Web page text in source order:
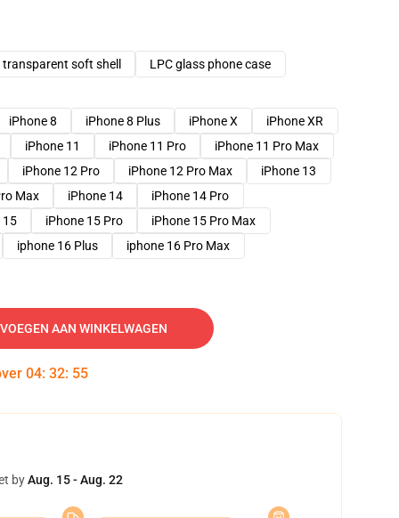
transparent soft shell
LPC glass phone case
iPhone 8 iPhone 8 Plus iPhone X
iPhone XR
iPhone 11 iPhone 11 Pro
iPhone 11 Pro Max
iPhone 12 Pro iPhone 12 Pro Max
iPhone 13
Max iPhone 14
iPhone 14 Pro
15 iPhone 15 Pro
iPhone 15 Pro Max
iphone 16 Plus iphone 16 Pro Max
AAN WINKELWAGEN
04: 32: 54
byAug. 15 - Aug. 22